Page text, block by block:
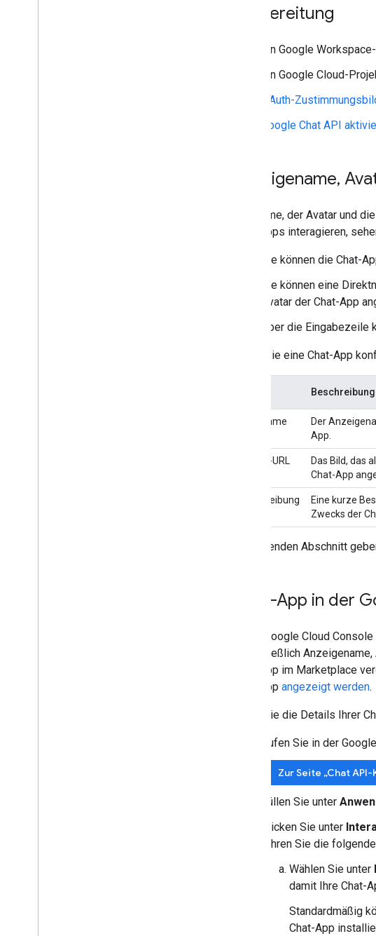
Vorbereitung
Ein Google
Ein Google Cloud-
OAuth-
Google Chat API
Anzeigename,
Der Name, der Avatar und
Chat-Apps interagieren,
Sie können die Chat-
Sie können eine
Avatar der Chat-App
Über die
Bevor Sie eine Chat-App
Beschreibung
App-Name
Der
App.
Avatar-URL
Das Bild, das
Chat-App
Beschreibung
Eine kurze
Zwecks der
Im folgenden Abschnitt
Chat-App in der
In der Google Cloud
einschließlich
Chat-App im Marketplace
Chat-App angezeigt werden.
Wenn Sie die Details Ihrer
Rufen Sie in der
Zur Seite „Chat
Füllen Sie unter
Klicken Sie unter
führen Sie die
Wählen Sie unter
damit Ihre Chat-
Standardmäßig
Chat-App